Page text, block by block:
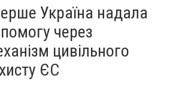
Україна надала
через
цивільного
ЄС